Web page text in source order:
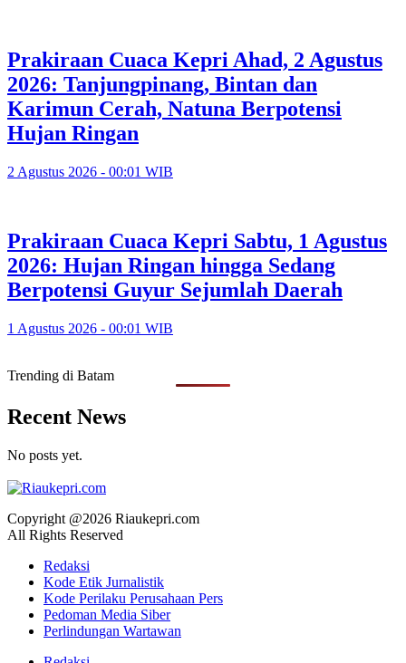
Prakiraan Cuaca Kepri Ahad, 2 Agustus
2026: Tanjungpinang, Bintan dan
Karimun Cerah, Natuna Berpotensi
Hujan Ringan
2 Agustus 2026 - 00:01 WIB
Prakiraan Cuaca Kepri Sabtu, 1 Agustus
2026: Hujan Ringan hingga Sedang
Berpotensi Guyur Sejumlah Daerah
1 Agustus 2026 - 00:01 WIB
Trending di Batam
Recent News
No posts yet.
Copyright @2026 Riaukepri.com
All Rights Reserved
Redaksi
Kode Etik Jurnalistik
Kode Perilaku Perusahaan Pers
Pedoman Media Siber
Perlindungan Wartawan